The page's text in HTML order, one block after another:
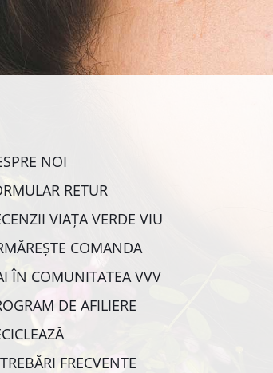
NOI
RETUR
VIAȚA VERDE VIU
COMANDA
ÎN COMUNITATEA VVV
DE AFILIERE
FRECVENTE